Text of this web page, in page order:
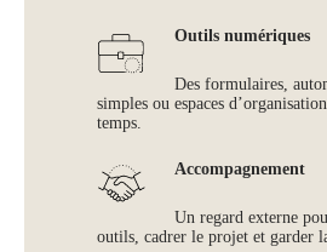
Outils numériques
Des formulaires,
simples ou espaces
temps.
Accompagnement
Un regard externe
outils, cadrer le projet et garder